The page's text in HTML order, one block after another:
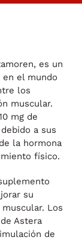
es un
en el mundo
los
muscular.
mg de
a sus
la hormona
físico.
su
Los
Astera
de